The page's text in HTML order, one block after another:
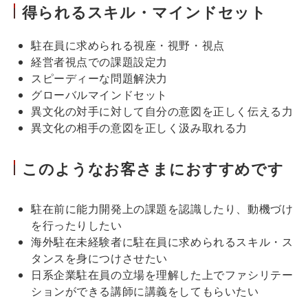
得られるスキル・マインドセット
駐在員に求められる視座・視野・視点
経営者視点での課題設定力
スピーディーな問題解決力
グローバルマインドセット
異文化の対手に対して自分の意図を正しく伝える力
異文化の相手の意図を正しく汲み取れる力
このようなお客さまにおすすめです
駐在前に能力開発上の課題を認識したり、動機づけ
を行ったりしたい
海外駐在未経験者に駐在員に求められるスキル・ス
タンスを身につけさせたい
日系企業駐在員の立場を理解した上でファシリテー
ションができる講師に講義をしてもらいたい